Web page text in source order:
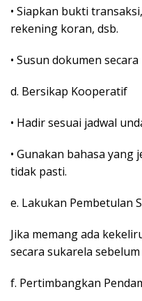
• Siapkan bukti
rekening koran, dsb.
• Susun dokumen
d. Bersikap Kooperatif
• Hadir sesuai jadwal
• Gunakan bahasa
tidak pasti.
e. Lakukan Pembetulan
Jika memang ada
secara sukarela
f. Pertimbangkan